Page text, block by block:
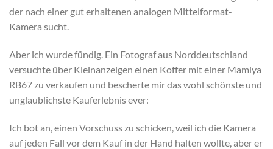
der nach einer gut erhaltenen analogen Mittelformat-
Kamera sucht.
Aber ich wurde fündig. Ein Fotograf aus Norddeutschland
versuchte über Kleinanzeigen einen Koffer mit einer Mamiya
RB67 zu verkaufen und bescherte mir das wohl schönste und
unglaublichste Kauferlebnis ever:
Ich bot an, einen Vorschuss zu schicken, weil ich die Kamera
auf jeden Fall vor dem Kauf in der Hand halten wollte, aber er